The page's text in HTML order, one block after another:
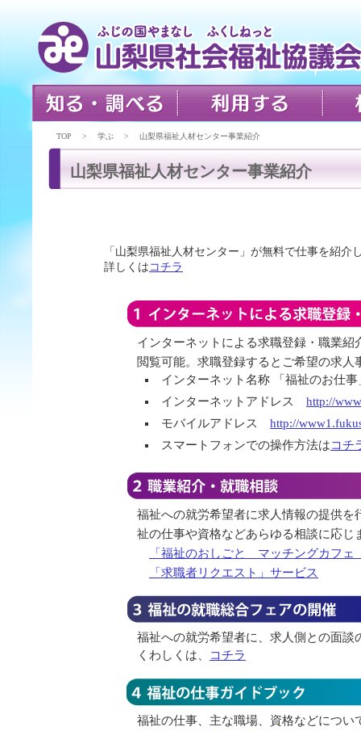
TOP > 学ぶ > 山梨県福祉人材センター事業紹介
山梨県福祉人材センター事業紹介
「山梨県福祉人材センター」が無料で仕事を紹介
詳しくは コチラ
インターネットによる求職登録・職業
閲覧可能。求職登録するとご希望の求
インターネット名称 「福祉のお仕事
インターネットアドレス http://
モバイルアドレス http://
スマートフォンでの操作方法はコチ
福祉への就労希望者に求人情報の提供
祉の仕事や資格などあらゆる相談に応じ
「福祉のおしごと マッチングカフ
「求職者リクエスト」サービス
福祉への就労希望者に、求人側との面談
くわしくは、
コチラ
福祉の仕事、主な職場、資格などについ